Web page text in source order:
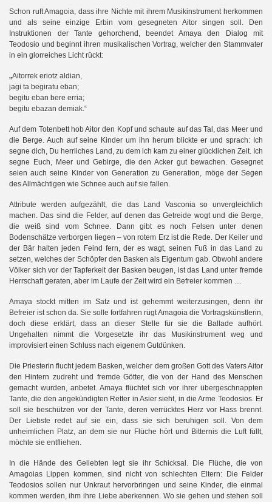
Schon ruft Amagoia, dass ihre Nichte mit ihrem Musikinstrument herkommen
und als seine einzige Erbin vom gesegneten Aitor singen soll. Den
Instruktionen der Tante gehorchend, beendet Amaya den Dialog mit
Teodosio und beginnt ihren musikalischen Vortrag, welcher den Stammvater
in ein glorreiches Licht rückt:
„Aitorrek eriotz aldian,
jagi ta begiratu eban;
begitu eban bere erria;
begitu ebazan demiak.“
Auf dem Totenbett hob Aitor den Kopf und schaute auf das Tal, das Meer und
die Berge. Auch auf seine Kinder um ihn herum blickte er und sprach: Ich
segne dich, Du herrliches Land, zu dem ich kam zu einer glücklichen Zeit. Ich
segne Euch, Meer und Gebirge, die den Acker gut bewachen. Gesegnet
seien auch seine Kinder von Generation zu Generation, möge der Segen
des Allmächtigen wie Schnee auch auf sie fallen.
Attribute werden aufgezählt, die das Land Vasconia so unvergleichlich
machen. Das sind die Felder, auf denen das Getreide wogt und die Berge,
die weiß sind vom Schnee. Dann gibt es noch Felsen unter denen
Bodenschätze verborgen liegen – von rotem Erz ist die Rede. Der Keiler und
der Bär halten jeden Feind fern, der es wagt, seinen Fuß in das Land zu
setzen, welches der Schöpfer den Basken als Eigentum gab. Obwohl andere
Völker sich vor der Tapferkeit der Basken beugen, ist das Land unter fremde
Herrschaft geraten, aber im Laufe der Zeit wird ein Befreier kommen …
Amaya stockt mitten im Satz und ist gehemmt weiterzusingen, denn ihr
Befreier ist schon da. Sie solle fortfahren rügt Amagoia die Vortragskünstlerin,
doch diese erklärt, dass an dieser Stelle für sie die Ballade aufhört.
Ungehalten nimmt die Vorgesetzte ihr das Musikinstrument weg und
improvisiert einen Schluss nach eigenem Gutdünken.
Die Priesterin flucht jedem Basken, welcher dem großen Gott des Vaters Aitor
den Hintern zudreht und fremde Götter, die von der Hand des Menschen
gemacht wurden, anbetet. Amaya flüchtet sich vor ihrer übergeschnappten
Tante, die den angekündigten Retter in Asier sieht, in die Arme Teodosios. Er
soll sie beschützen vor der Tante, deren verrücktes Herz vor Hass brennt.
Der Liebste redet auf sie ein, dass sie sich beruhigen soll. Von dem
unheimlichen Platz, an dem sie nur Flüche hört und Bitternis die Luft füllt,
möchte sie entfliehen.
In die Hände des Geliebten legt sie ihr Schicksal. Die Flüche, die von
Amagoias Lippen kommen, sind nicht von schlechten Eltern: Die Felder
Teodosios sollen nur Unkraut hervorbringen und seine Kinder, die einmal
kommen werden, ihm ihre Liebe aberkennen. Wo sie gehen und stehen soll